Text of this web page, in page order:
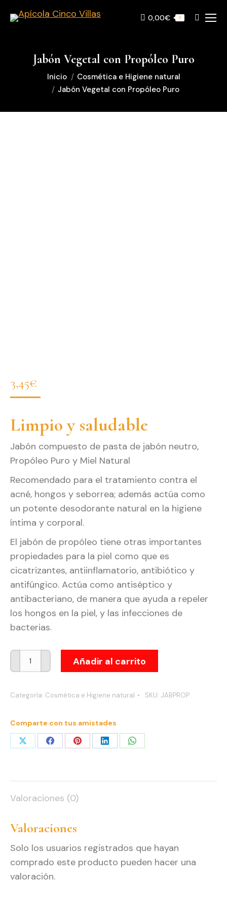
0,00€ 0 Buscar:
Jabón Vegetal con Propóleo Puro
Estás aquí:Inicio
Cosmética e Higiene natural
Jabón Vegetal con Propóleo Puro
3,45€
Limpio y saludable
Jabón compuesto de pasta de jabón neutro,
Propóleo Puro y Miel Natural
Recomendado para el tratamiento contra el
acné, hongos y seborrea; además actúa como
un potente desodorante natural en la higiene
íntima y corporal.
El jabón de propóleo tiene otras importantes
propiedades para la piel como que es
cicatrizantes, antiinflamatorio, antibiótico y
antifúngico. Actúa como antiséptico y
antibacteriano, de manera que ayuda a repeler
los hongos en la piel, y las infecciones de
bacterias.
Jabón
Vegetal
Propóleo
cantidad
Añadir al carrito
Categoría: Cosmética e Higiene natural SKU: JABPROP
Comparte con tus amistades
Share Share Share Share Share
Valoraciones (0)
Valoraciones
Solo los usuarios registrados que hayan
comprado este producto pueden hacer una
valoración.